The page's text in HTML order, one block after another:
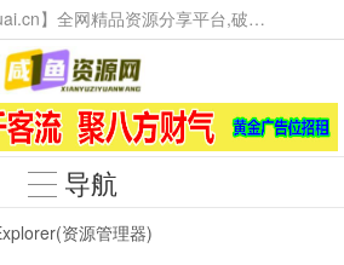
咸鱼资源网【www.xianyuai.cn】全网精品资源分享平台,破解软件,技术源码,火爆项目,工具辅助,这里无所不有。
导航
资源管理器)